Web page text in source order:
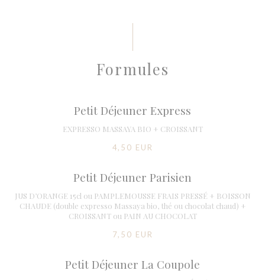
Formules
Petit Déjeuner Express
EXPRESSO MASSAYA BIO + CROISSANT
4,50 EUR
Petit Déjeuner Parisien
JUS D’ORANGE 15cl ou PAMPLEMOUSSE FRAIS PRESSÉ + BOISSON
CHAUDE (double expresso Massaya bio, thé ou chocolat chaud) +
CROISSANT ou PAIN AU CHOCOLAT
7,50 EUR
Petit Déjeuner La Coupole